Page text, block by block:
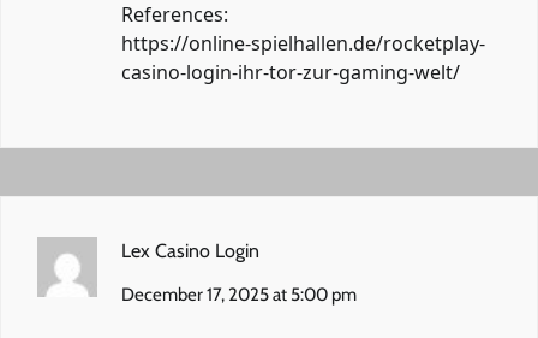
References:
https://online-spielhallen.de/rocketplay-
casino-login-ihr-tor-zur-gaming-welt/
Lex Casino Login
December 17, 2025 at 5:00 pm